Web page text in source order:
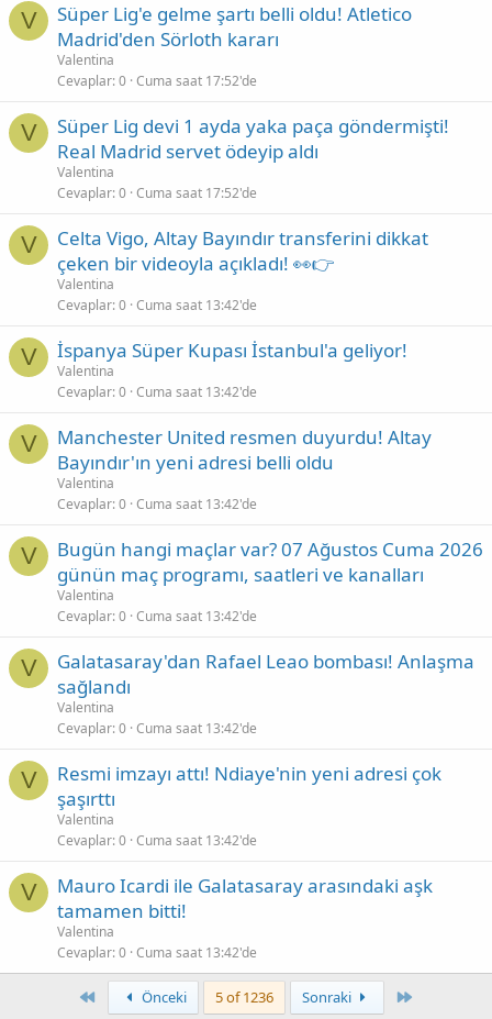
V
Süper Lig'e gelme şartı belli oldu! Atletico
Madrid'den Sörloth kararı
Valentina
Cevaplar 0 Cuma saat 17:52'de
V
Süper Lig devi 1 ayda yaka paça göndermişti!
Real Madrid servet ödeyip aldı
Valentina
Cevaplar 0 Cuma saat 17:52'de
V
Celta Vigo, Altay Bayındır transferini dikkat
çeken bir videoyla açıkladı! 👀👉
Valentina
Cevaplar 0 Cuma saat 13:42'de
V İspanya Süper Kupası İstanbul'a geliyor!
Valentina
Cevaplar 0 Cuma saat 13:42'de
V
Manchester United resmen duyurdu! Altay
Bayındır'ın yeni adresi belli oldu
Valentina
Cevaplar 0 Cuma saat 13:42'de
V
Bugün hangi maçlar var? 07 Ağustos Cuma 2026
günün maç programı, saatleri ve kanalları
Valentina
Cevaplar 0 Cuma saat 13:42'de
V
Galatasaray'dan Rafael Leao bombası! Anlaşma
sağlandı
Valentina
Cevaplar 0 Cuma saat 13:42'de
V
Resmi imzayı attı! Ndiaye'nin yeni adresi çok
şaşırttı
Valentina
Cevaplar 0 Cuma saat 13:42'de
V
Mauro Icardi ile Galatasaray arasındaki aşk
tamamen bitti!
Valentina
Cevaplar 0 Cuma saat 13:42'de
First Önceki 5 of 1236 Sonraki